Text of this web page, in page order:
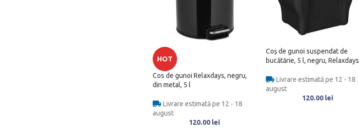
HOT
Cos de gunoi Relaxdays, negru,
din metal, 5 l
Livrare estimată pe 12 - 18
august
120.00 lei
Coș de gunoi suspendat de
bucătărie, 5 l, negru, Relaxdays
Livrare estimată pe 12 - 18
august
120.00 lei